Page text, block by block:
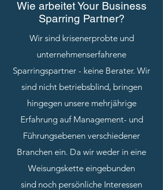
Wie arbeitet Your Business
Sparring Partner?
Wir sind krisenerprobte und
unternehmenserfahrene
Sparringspartner - keine Berater. Wir
sind nicht betriebsblind, bringen
hingegen unsere mehrjährige
Erfahrung auf Management- und
Führungsebenen verschiedener
Branchen ein. Da wir weder in eine
Weisungskette eingebunden
sind noch persönliche Interessen